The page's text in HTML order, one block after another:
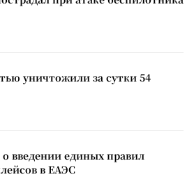
уничтожили за сутки 54
введении единых правил
в ЕАЭС